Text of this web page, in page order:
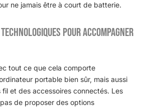
ne jamais être à court de batterie.
technologiques pour accompagner
tout ce que cela comporte
portable bien sûr, mais aussi
et des accessoires connectés. Les
de proposer des options